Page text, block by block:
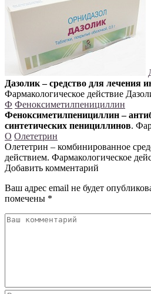
Дазолик – средство для лечения
Фармакологическое действие
Ф Феноксиметилпенициллин
Феноксиметилпенициллин –
синтетических пенициллинов.
О Олететрин
Олететрин – комбинированное
действием. Фармакологическое
Добавить комментарий
Ваш адрес email не будет
помечены *